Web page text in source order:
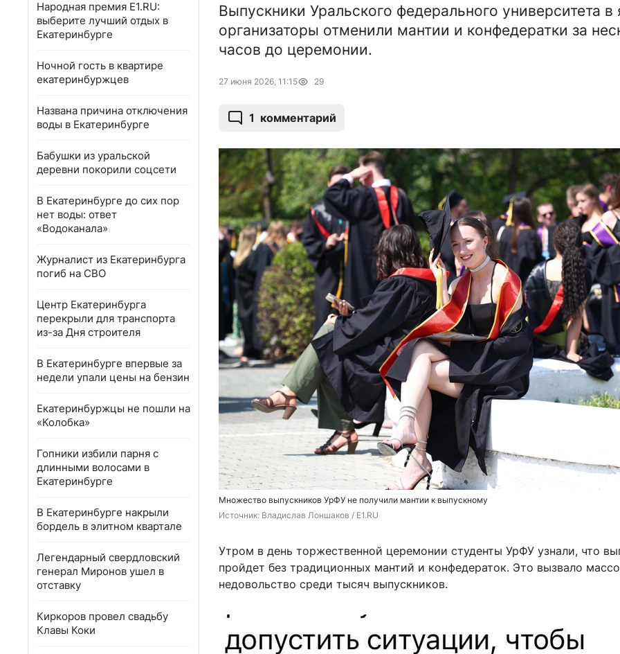
Народная премия E1.RU:
выберите лучший отдых в
Екатеринбурге
Ночной гость в квартире
екатеринбуржцев
Названа причина отключения
воды в Екатеринбурге
Бабушки из уральской
деревни покорили соцсети
В Екатеринбурге до сих пор
нет воды: ответ
«Водоканала»
Журналист из Екатеринбурга
погиб на СВО
Центр Екатеринбурга
перекрыли для транспорта
из-за Дня строителя
В Екатеринбурге впервые за
недели упали цены на бензин
Екатеринбуржцы не пошли на
«Колобка»
Гопники избили парня с
длинными волосами в
Екатеринбурге
В Екатеринбурге накрыли
бордель в элитном квартале
Легендарный свердловский
генерал Миронов ушел в
отставку
Киркоров провел свадьбу
Клавы Коки
Выпускники Уральского федерального университета в
организаторы отменили мантии и конфедератки за
часов до церемонии.
27 июня 2026, 11:15 29
1 комментарий
Множество выпускников УрФУ не получили мантии к выпускному
Источник: Владислав Лоншаков / E1.RU
Утром в день торжественной церемонии студенты УрФУ узнали, что
пройдет без традиционных мантий и конфедераток. Это вызвало
недовольство среди тысяч выпускников.